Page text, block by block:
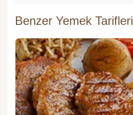
Benzer Yemek Tarifleri